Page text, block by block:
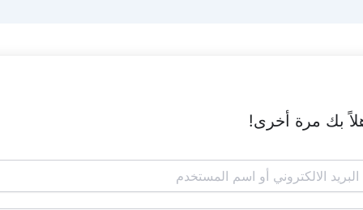
بك مرة أخرى!